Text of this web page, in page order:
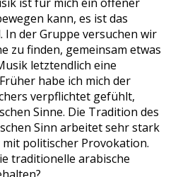
kann, es ist das
In der Gruppe versuchen wir
zu finden, gemeinsam etwas
letztendlich eine
habe ich mich der
verpflichtet gefühlt,
Sinne. Die Tradition des
Sinn arbeitet sehr stark
politischer Provokation.
traditionelle arabische